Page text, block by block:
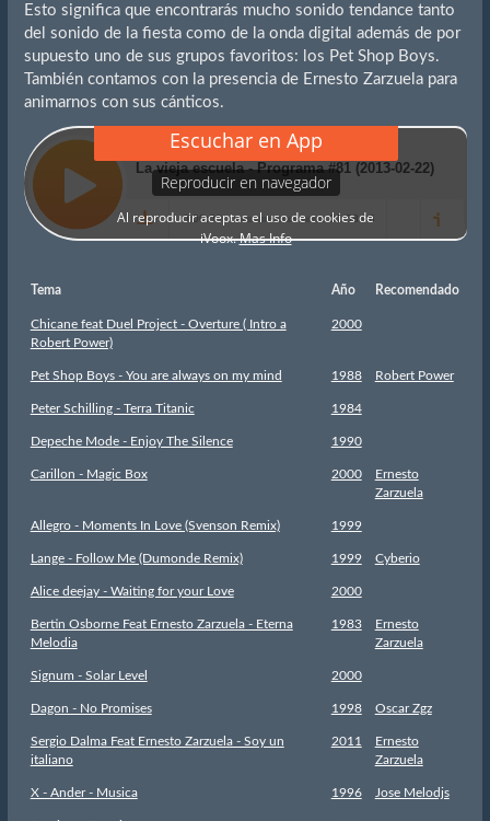
Esto significa que encontrarás mucho sonido tendance tanto
del sonido de la fiesta como de la onda digital además de por
supuesto uno de sus grupos favoritos: los Pet Shop Boys.
También contamos con la presencia de Ernesto Zarzuela para
animarnos con sus cánticos.
Tema Año Recomendado
Chicane feat Duel Project - Overture ( Intro a
Robert Power)
2000
Pet Shop Boys - You are always on my mind 1988 Robert Power
Peter Schilling - Terra Titanic 1984
Depeche Mode - Enjoy The Silence 1990
Carillon - Magic Box 2000
Ernesto
Zarzuela
Allegro - Moments In Love (Svenson Remix) 1999
Lange - Follow Me (Dumonde Remix) 1999 Cyberio
Alice deejay - Waiting for your Love 2000
Bertin Osborne Feat Ernesto Zarzuela - Eterna
Melodia
1983
Ernesto
Zarzuela
Signum - Solar Level 2000
Dagon - No Promises 1998 Oscar Zgz
Sergio Dalma Feat Ernesto Zarzuela - Soy un
italiano
2011
Ernesto
Zarzuela
X - Ander - Musica 1996 Jose Melodjs